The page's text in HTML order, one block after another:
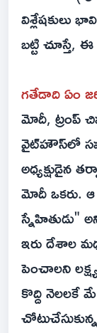
విశ్లేషకులు
బట్టి చూస్తే,
గతేడాది ఏం
మోదీ, ట్రంప్
వైట్‌హౌస్‌లో
అధ్యక్షుడైన
మోదీ ఒకరు.
స్నేహితుడు"
ఇరు దేశాల
పెంచాల‌ని
కొద్ది నెలలకే